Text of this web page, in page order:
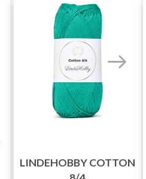
LINDEHOBBY COTTON